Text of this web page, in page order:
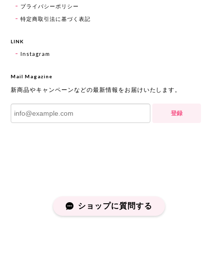
プライバシーポリシー
特定商取引法に基づく表記
LINK
Instagram
Mail Magazine
新商品やキャンペーンなどの最新情報をお届けいたします。
登録
ショップに質問する